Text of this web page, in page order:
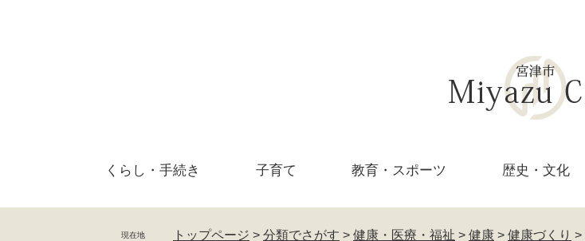
くらし・ 手続き 子育て 教育・ スポーツ 歴史・文化
現在地 トップページ > 分類でさがす > 健康・医療・福祉 > 健康 > 健康づくり >